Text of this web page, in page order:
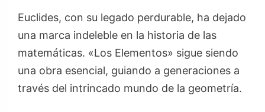
Euclides, con su legado perdurable, ha dejado
una marca indeleble en la historia de las
matemáticas. «Los Elementos» sigue siendo
una obra esencial, guiando a generaciones a
través del intrincado mundo de la geometría.